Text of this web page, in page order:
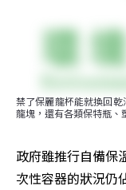
禁了保麗龍杯能就換回
龍塊，還有各類保特瓶、
政府雖推行自備保
次性容器的狀況仍